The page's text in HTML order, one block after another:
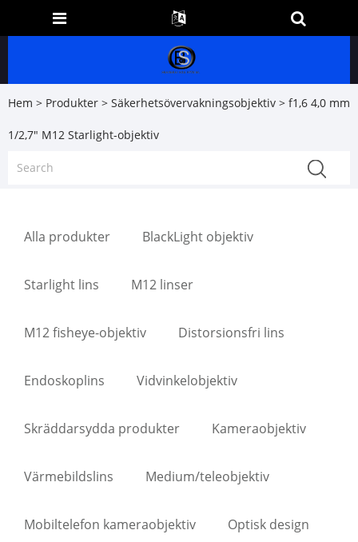
Hem > Produkter > Säkerhetsövervakningsobjektiv > f1,6 4,0 mm
1/2,7" M12 Starlight-objektiv
Alla produkter BlackLight objektiv
Starlight lins M12 linser
M12 fisheye-objektiv Distorsionsfri lins
Endoskoplins Vidvinkelobjektiv
Skräddarsydda produkter Kameraobjektiv
Värmebildslins Medium/teleobjektiv
Mobiltelefon kameraobjektiv Optisk design